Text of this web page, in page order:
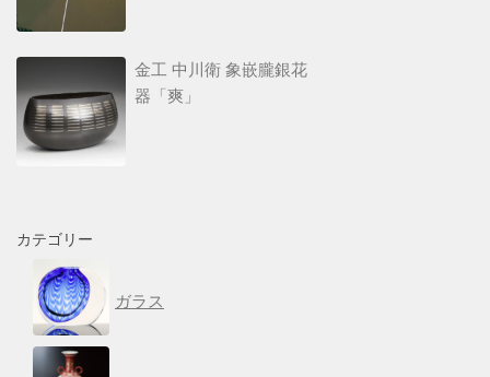
金工 中川衛 象嵌朧銀花
器「爽」
カテゴリー
ガラス